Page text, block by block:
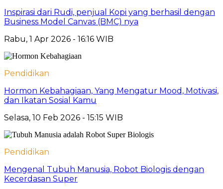
Inspirasi dari Rudi, penjual Kopi yang berhasil dengan
Business Model Canvas (BMC) nya
Rabu, 1 Apr 2026 - 16:16 WIB
Pendidikan
Hormon Kebahagiaan, Yang Mengatur Mood, Motivasi,
dan Ikatan Sosial Kamu
Selasa, 10 Feb 2026 - 15:15 WIB
Pendidikan
Mengenal Tubuh Manusia, Robot Biologis dengan
Kecerdasan Super